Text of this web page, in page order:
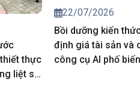
thực
liệt sĩ,
22/07/2026
Bồi dưỡng kiến
định giá tài sản và
công cụ AI phố